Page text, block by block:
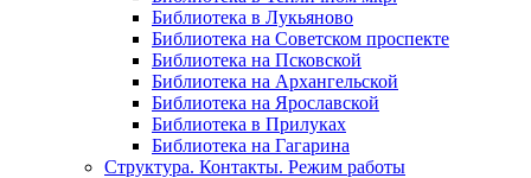
Библиотека в Лукьяново
Библиотека на Советском проспекте
Библиотека на Псковской
Библиотека на Архангельской
Библиотека на Ярославской
Библиотека в Прилуках
Библиотека на Гагарина
Структура. Контакты. Режим работы